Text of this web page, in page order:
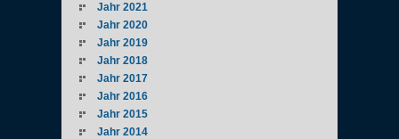
Jahr 2021
Jahr 2020
Jahr 2019
Jahr 2018
Jahr 2017
Jahr 2016
Jahr 2015
Jahr 2014